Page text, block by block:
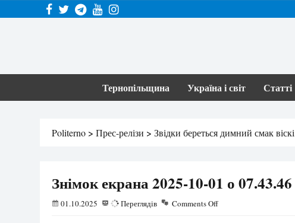
Тернопільщина Україна і світ Статті
Politerno > Прес-релізи > Звідки береться димний смак віскі
Знімок екрана 2025-10-01 о 07.43.46
01.10.2025 60Переглядів Comments Off